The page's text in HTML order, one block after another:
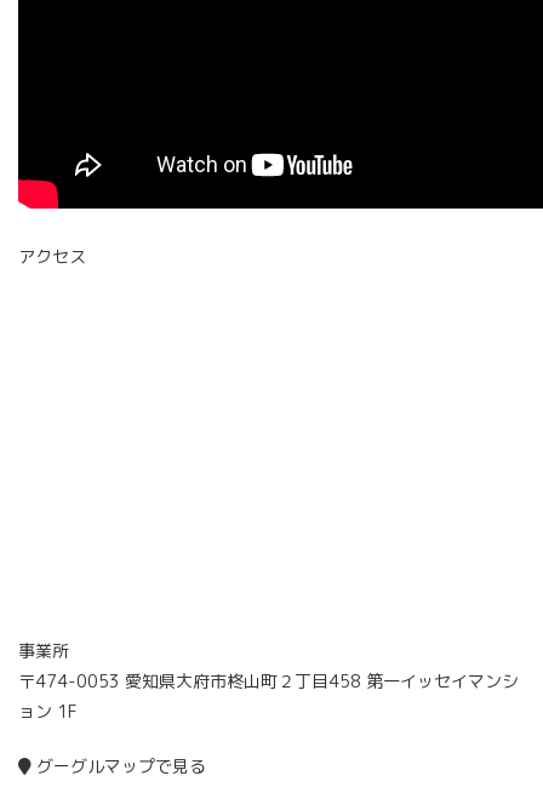
アクセス
事業所
〒474-0053 愛知県大府市柊山町２丁目458 第一イッセイマンシ
ョン 1F
グーグルマップで見る